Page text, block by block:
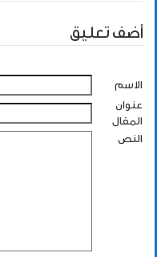
أضف تعليق
الاسم
عنوان
المقال
النص